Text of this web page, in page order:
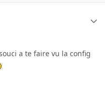
a te faire vu la config